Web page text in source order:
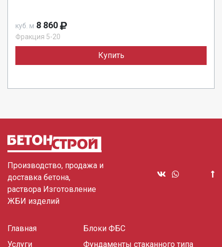
куб. м 8 860
Фракция 5-20
Купить
Производство, продажа и
доставка бетона,
раствора Изготовление
ЖБИ изделий
Главная
Услуги
Блоки ФБС
Фундаменты стаканного типа